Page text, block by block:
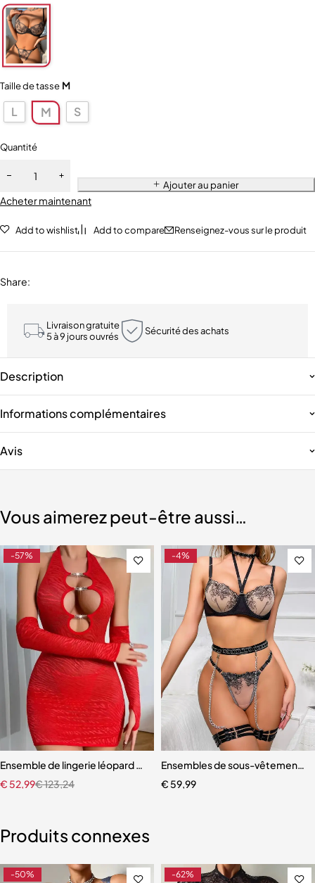
Taille de tasse M
L M S
Quantité
Ajouter au panier
Acheter maintenant
Add to wishlist Add to compare Renseignez-vous sur le produit
Share:
Livraison gratuite
5 à 9 jours ouvrés
Sécurité des achats
Description
Informations complémentaires
Avis
Vous aimerez peut-être aussi…
Soutien-Gorge et Culotte en Maille de Barrage
-57%
Ensemble de lingerie léopard pour femme
€123,24
€ 52,99
-4%
Ensembles de sous-vêtements
€ 59,99
Produits connexes
-50% -62%